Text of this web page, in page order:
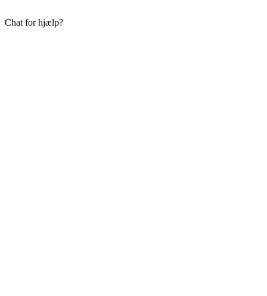
Chat for hjælp?